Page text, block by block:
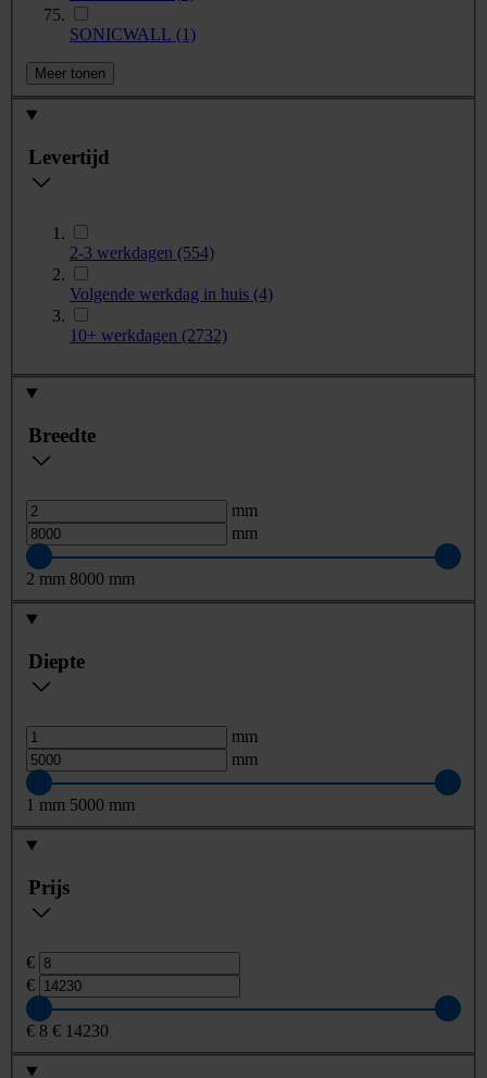
SONICWALL (1)
Meer tonen
Levertijd
2-3 werkdagen (554)
Volgende werkdag in huis (4)
10+ werkdagen (2732)
Breedte
mm
mm
2 mm 8000 mm
Diepte
mm
mm
1 mm 5000 mm
Prijs
€
€
€ 8 € 14230